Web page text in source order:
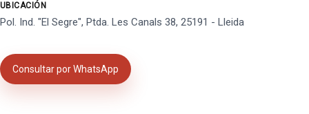
UBICACIÓN
Pol. Ind. "El Segre", Ptda. Les Canals 38, 25191 - Lleida
Consultar por WhatsApp